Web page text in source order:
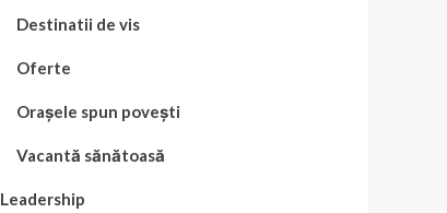
Destinatii de vis
Oferte
Orașele spun povești
Vacantă sănătoasă
Leadership